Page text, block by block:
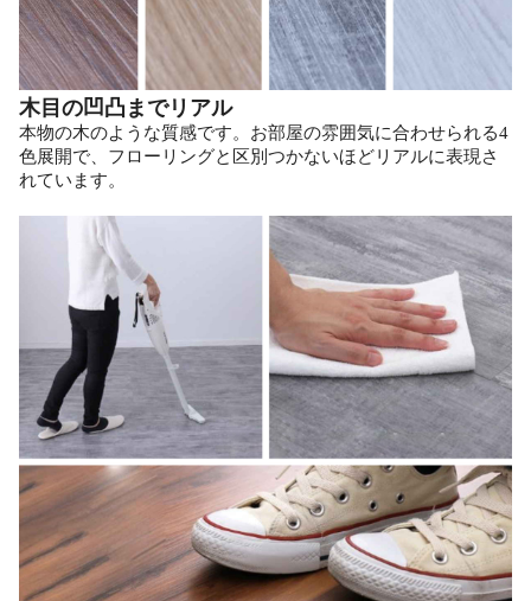
木目の凹凸までリアル
本物の木のような質感です。お部屋の雰囲気に合わせられる4
色展開で、フローリングと区別つかないほどリアルに表現さ
れています。